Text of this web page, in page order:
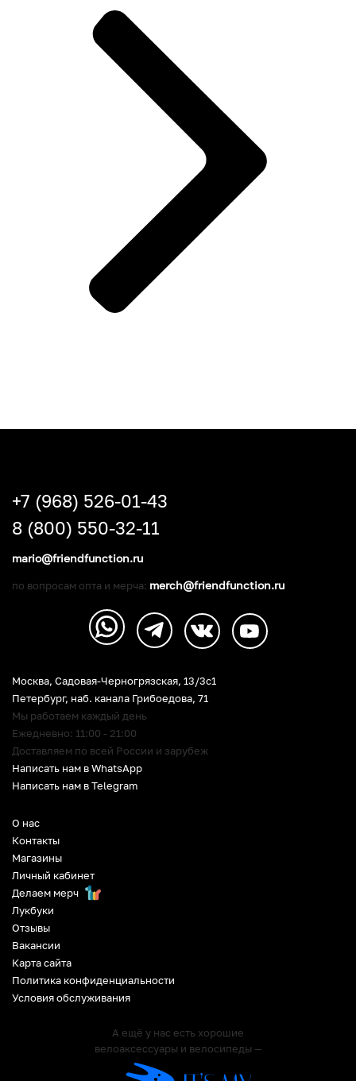
О нас
Контакты
Магазины
Личный кабинет
Делаем мерч
Лукбуки
Отзывы
Вакансии
Карта сайта
Политика конфиденциальности
Условия обслуживания
А ещё у нас есть хорошие
велоаксессуары и велосипеды —
Москва, Садовая-Черногрязская, 13/3c1
Петербург, наб. канала Грибоедова, 71
Мы работаем каждый день
Ежедневно: 11:00 - 21:00
Доставляем по всей России и зарубеж
Написать нам в WhatsApp
Написать нам в Telegram
+7 (968) 526-01-43
8 (800) 550-32-11
mario@friendfunction.ru
по вопросам опта и мерча: merch@friendfunction.ru